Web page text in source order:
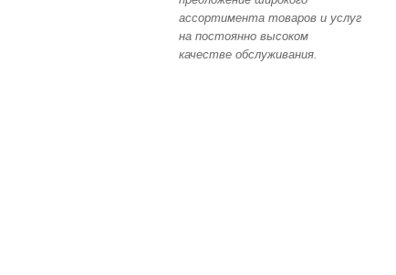
ассортимента товаров и услуг
на постоянно высоком
качестве обслуживания.